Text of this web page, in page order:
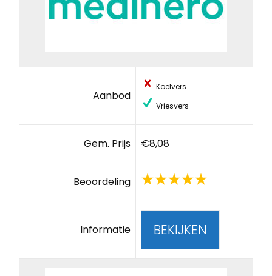
Aanbod
Koelvers
Vriesvers
Gem. Prijs €8,08
Beoordeling
Informatie BEKIJKEN